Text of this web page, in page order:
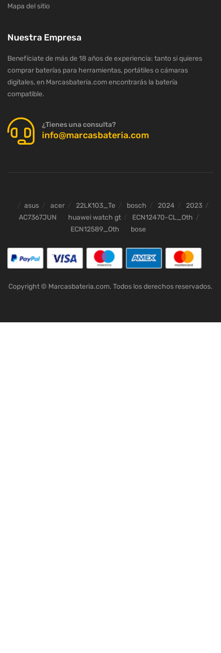
Mapa del sitio
Nuestra Empresa
Benefíciate de más de 18 años de experiencia: tanto si quieres
comprar baterías para herramientas, portátiles o cámaras
digitales, en Marcasbateria.com encontrarás la batería
compatible.
¿Tienes una consulta?
info@marcasbateria.com
asus acer 22LK103_Te bosch 2024
2023
AC7367JUN
huawei watch gt
ECN12470-CL_Oth
ECN12589_Oth
bose
Copyright © Marcasbateria.com. Todos los derechos reservados.